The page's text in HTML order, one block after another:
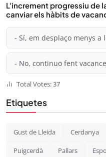
L'increment progressiu de
canviar els hàbits de
- Sí, em desplaço menys a
- No, continuo fent
Total Votes: 37
Etiquetes
Gust de Lleida Cerdanya
Puigcerdà Pallars